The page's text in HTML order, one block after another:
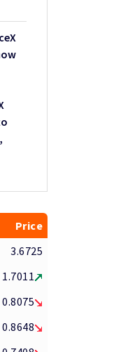
Price
3.6725
1.7011
0.8075
0.8648